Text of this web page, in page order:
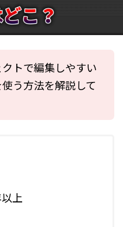
トで編集しやすい
う方法を解説して
上